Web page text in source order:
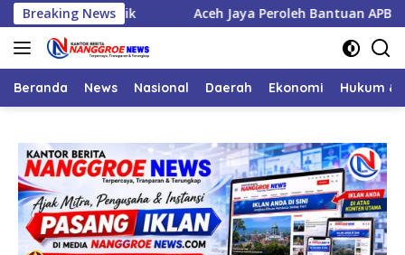
Langsung
ke
konten
Breaking News
Dilantik Aceh Jaya Peroleh Bantuan APBN Cetak
Beranda News Nasional Daerah Ekonomi Hukum &